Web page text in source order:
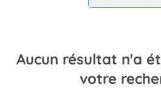
Hoegaarden (3320) Remove
Vue de la
Aucun résultat n'a
votre